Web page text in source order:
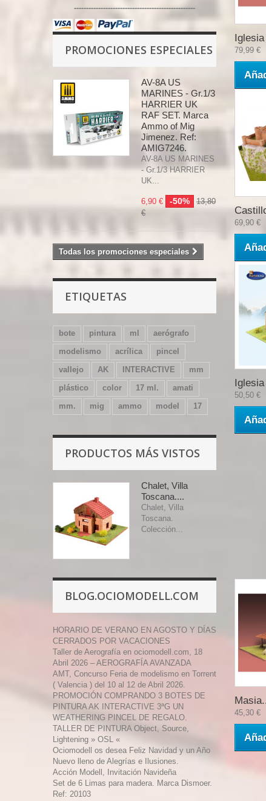
--------------------------------------------------
PROMOCIONES ESPECIALES
AV-8A US
MARINES - Gr.1/3
HARRIER UK
RAF SET. Marca
Ammo of Mig
Jimenez. Ref:
AMIG7246.
AV-8A US MARINES
- Gr.1/3 HARRIER
UK...
6,90 € -50%
13,80
€
Todas los promociones especiales
ETIQUETAS
bote pintura ml
aerógrafo
modelismo
acrílica
pincel
vallejo
AK INTERACTIVE
mm
plástico
color 17 ml.
amati
mm.
mig ammo model 17
PRODUCTOS MÁS VISTOS
Chalet, Villa
Toscana....
Chalet, Villa
Toscana.
Colección...
BLOG.OCIOMODELL.COM
HORARIO DE VERANO EN AGOSTO Y DÍAS
CERRADOS POR VACACIONES
Taller de Aerografía en ociomodell.com, 18
Abril 2026 – AEROGRAFÍA AVANZADA
AMT, Concurso Feria de modelismo en Torrent
( Valencia ) del 10 al 12 de Abril 2026.
PROMOCIÓN COMPRANDO 3 BOTES DE
PINTURA AK INTERACTIVE 3ªG UN
WEATHERING PINCEL DE REGALO.
TALLER DE PINTURA Object, Source,
Lightening » OSL «
Ociomodell os desea Feliz Navidad y un Año
Nuevo lleno de Alegrías e Ilusiones.
Acción Modell, Invitación Navideña
Set de 6 Limas para madera. Marca Dismoer.
Ref: 20103
79,99 €
69,90 €
50,50 €
45,30 €